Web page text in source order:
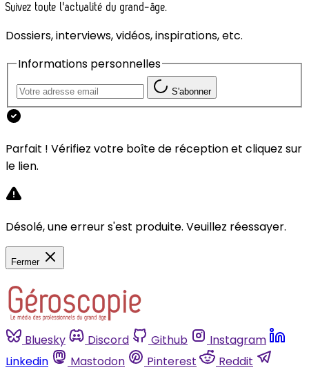
Suivez toute l'actualité du grand-âge.
Dossiers, interviews, vidéos, inspirations, etc.
Informations personnelles
S'abonner
Parfait ! Vérifiez votre boîte de réception et cliquez sur
le lien.
Désolé, une erreur s'est produite. Veuillez réessayer.
Fermer
Bluesky Discord Github
Instagram
Linkedin
Mastodon Pinterest
Reddit